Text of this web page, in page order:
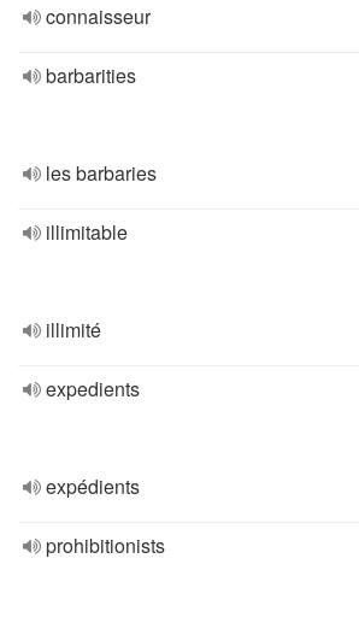
connaisseur
barbarities
les barbaries
illimitable
illimité
expedients
expédients
prohibitionists